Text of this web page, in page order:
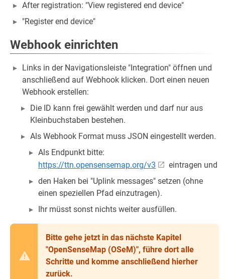
After registration: "View registered end device"
"Register end device"
Webhook einrichten
Links in der Navigationsleiste "Integration" öffnen und
anschließend auf Webhook klicken. Dort einen neuen
Webhook erstellen:
Die ID kann frei gewählt werden und darf nur aus
Kleinbuchstaben bestehen.
Als Webhook Format muss JSON eingestellt werden.
Als Endpunkt bitte:
https://ttn.opensensemap.org/v3
eintragen und
den Haken bei "Uplink messages" setzen (ohne
einen speziellen Pfad einzutragen).
Ihr müsst sonst nichts weiter ausfüllen.
Bitte gehe jetzt in das nächste Kapitel
"OpenSenseMap (OSeM)", führe dort alle
Schritte und komme anschließend hierher
zurück.